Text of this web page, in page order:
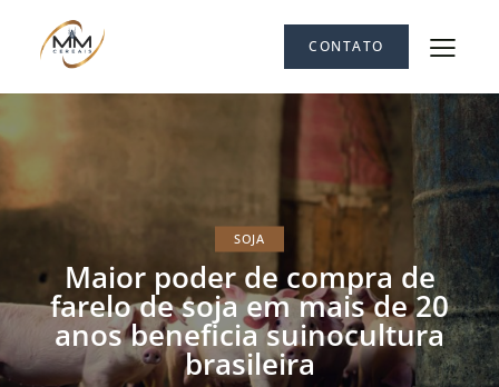
CONTATO
SOJA
Maior poder de compra de
farelo de soja em mais de 20
anos beneficia suinocultura
brasileira